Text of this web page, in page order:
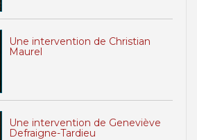
Une intervention de Christian
Maurel
Une intervention de Geneviève
Defraigne-Tardieu